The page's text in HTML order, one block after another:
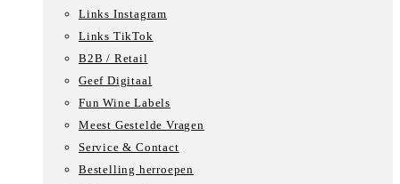
Links Instagram
Links TikTok
B2B / Retail
Geef Digitaal
Fun Wine Labels
Meest Gestelde Vragen
Service & Contact
Bestelling herroepen